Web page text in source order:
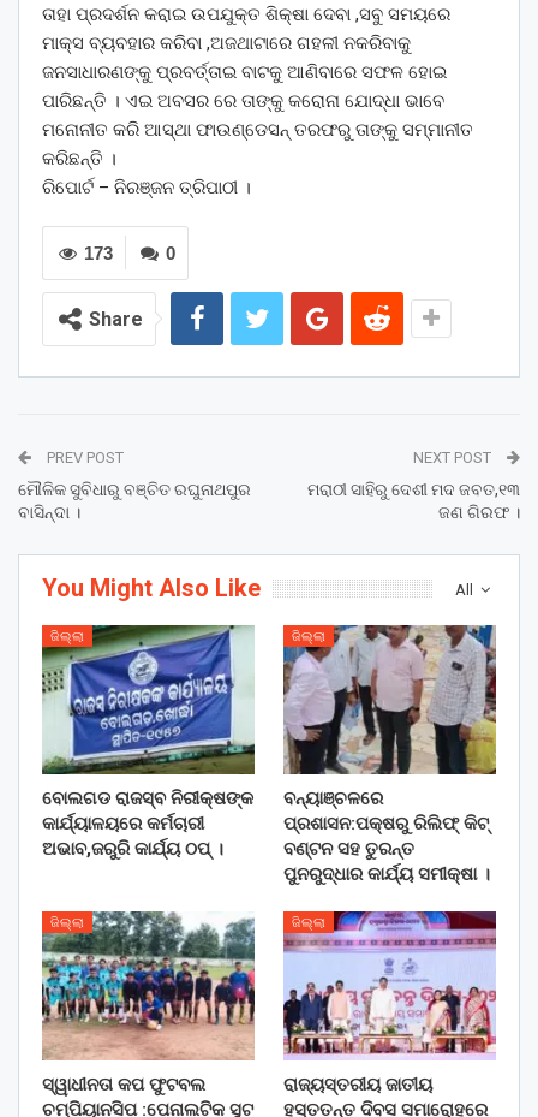
ତାହା ପ୍ରଦର୍ଶନ କରାଇ ଉପଯୁକ୍ତ ଶିକ୍ଷା ଦେବା ,ସବୁ ସମୟରେ
ମାକ୍ସ ବ୍ୟବହାର କରିବା ,ଅଜଥାଟାରେ ଗହଳୀ ନକରିବାକୁ
ଜନସାଧାରଣଙ୍କୁ ପ୍ରବର୍ତ୍ତାଇ ବାଟକୁ ଆଣିବାରେ ସଫଳ ହୋଇ
ପାରିଛନ୍ତି । ଏଇ ଅବସର ରେ ତାଙ୍କୁ କରୋନା ଯୋଦ୍ଧା ଭାବେ
ମନୋନୀତ କରି ଆସ୍ଥା ଫାଉଣ୍ଡେସନ୍ ତରଫରୁ ତାଙ୍କୁ ସମ୍ମାନୀତ
କରିଛନ୍ତି ।
ରିପୋର୍ଟ – ନିରଞ୍ଜନ ତ୍ରିପାଠୀ ।
0
173
Share
PREV POST
ମୌଳିକ ସୁବିଧାରୁ ବଞ୍ଚିତ ରଘୁନାଥପୁର
ବାସିନ୍ଦା ।
NEXT POST
ମରାଠୀ ସାହିରୁ ଦେଶୀ ମଦ ଜବତ,୧୩
ଜଣ ଗିରଫ ।
All
You Might Also Like
ଜିଲ୍ଲା
ବୋଲଗଡ ରାଜସ୍ବ ନିରୀକ୍ଷଙ୍କ
କାର୍ଯ୍ୟାଳୟରେ କର୍ମଚାରୀ
ଅଭାବ,ଜରୁରି କାର୍ଯ୍ୟ ଠପ୍ ।
ଜିଲ୍ଲା
ବନ୍ୟାଞ୍ଚଳରେ
ପ୍ରଶାସନ:ପକ୍ଷରୁ ରିଲିଫ୍ କିଟ୍
ବଣ୍ଟନ ସହ ତୁରନ୍ତ
ପୁନରୁଦ୍ଧାର କାର୍ଯ୍ୟ ସମୀକ୍ଷା ।
ଜିଲ୍ଲା
ସ୍ୱାଧୀନତା କପ ଫୁଟବଲ
ଚମ୍ପିୟାନସିପ :ପେନାଲଟିକ ସୁଟ
ଜିଲ୍ଲା
ରାଜ୍ୟସ୍ତରୀୟ ଜାତୀୟ
ହସ୍ତତନ୍ତ ଦିବସ ସମାରୋହରେ